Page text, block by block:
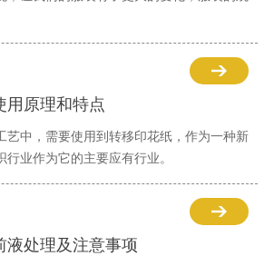
用原理和特点
艺中，需要使用到转移印花纸，作为一种新
业作为它的主要应有行业。
液处理及注意事项